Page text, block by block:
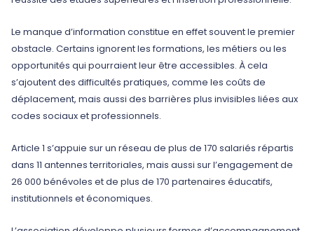
Le manque d’information constitue en effet souvent le premier
obstacle. Certains ignorent les formations, les métiers ou les
opportunités qui pourraient leur être accessibles. À cela
s’ajoutent des difficultés pratiques, comme les coûts de
déplacement, mais aussi des barrières plus invisibles liées aux
codes sociaux et professionnels.
Article 1 s’appuie sur un réseau de plus de 170 salariés répartis
dans 11 antennes territoriales, mais aussi sur l’engagement de
26 000 bénévoles et de plus de 170 partenaires éducatifs,
institutionnels et économiques.